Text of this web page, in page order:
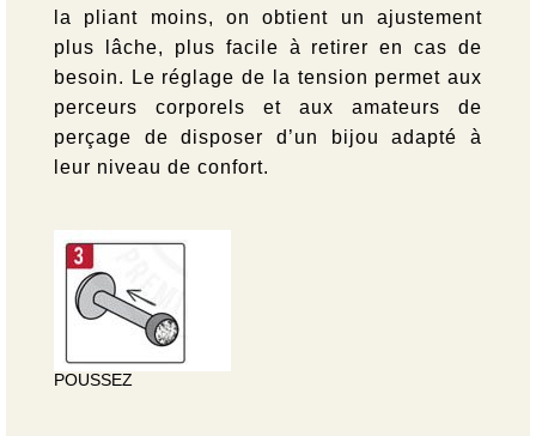
la pliant moins, on obtient un ajustement
plus lâche, plus facile à retirer en cas de
besoin. Le réglage de la tension permet aux
perceurs corporels et aux amateurs de
perçage de disposer d’un bijou adapté à
leur niveau de confort.
POUSSEZ